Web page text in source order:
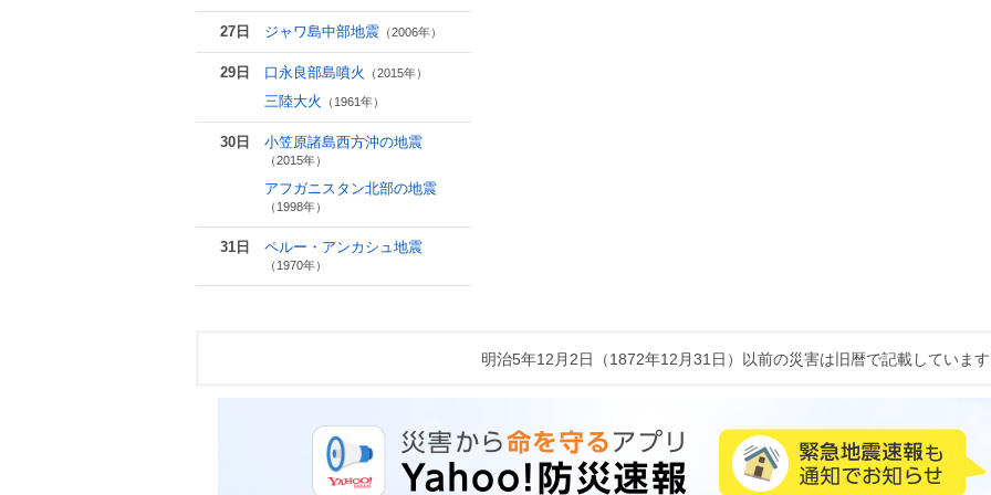
27日 ジャワ島中部地震 （2006年）
29日 口永良部島噴火 （2015年）
三陸大火 （1961年）
30日 小笠原諸島西方沖の地震
（2015年）
アフガニスタン北部の地震
（1998年）
31日 ペルー・アンカシュ地震
（1970年）
明治5年12月2日（1872年12月31日）以前の災害は旧暦で記載していま